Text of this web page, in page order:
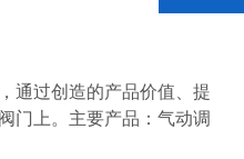
通过创造的产品价值、提
门上。主要产品：气动调